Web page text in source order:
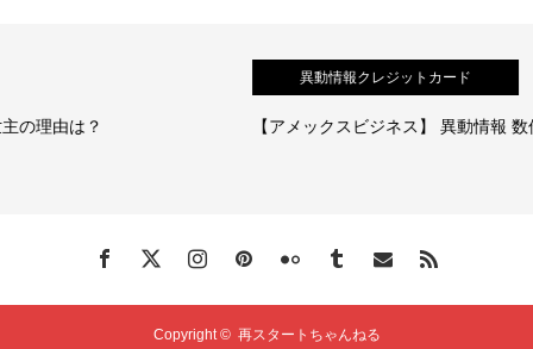
【アメックスビジネス】 異動情報 数件あり！審査通過の体
Copyright © 再スタートちゃんねる